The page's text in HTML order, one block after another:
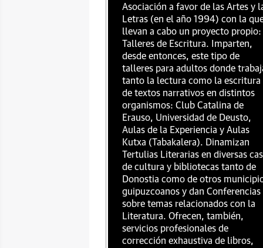
Asociación a favor de las Artes y
Letras (en el año 1994) con la
llevan a cabo un proyecto propio:
Talleres de Escritura. Imparten,
desde entonces, este tipo de
talleres para adultos donde
tanto la lectura como la escritura
de textos narrativos en distintos
organismos: Club Catalina de
Erauso, Universidad de Deusto,
Aulas de la Experiencia y Aulas
Kutxa (Tabakalera). Dinamizan
Tertulias Literarias en diversas
de cultura y bibliotecas tanto de
Donostia como de otros
guipuzcoanos y dan Conferencias
sobre temas relacionados con la
Literatura. Ofrecen, también,
servicios profesionales de
corrección exhaustiva de libros,